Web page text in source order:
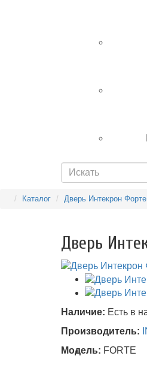
Каталог Дверь Интекрон
Дверь
Наличие: Есть в
Производитель:
Модель: FORTE